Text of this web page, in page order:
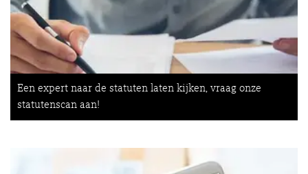
Een expert naar de statuten laten kijken, vraag onze
statutenscan aan!